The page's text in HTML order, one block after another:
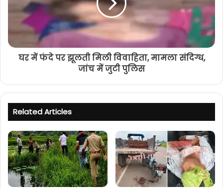
घर में फंदे पर झूलती मिली विवाहिता, मामला संदिग्ध,
जांच में जुटी पुलिस
Related Articles